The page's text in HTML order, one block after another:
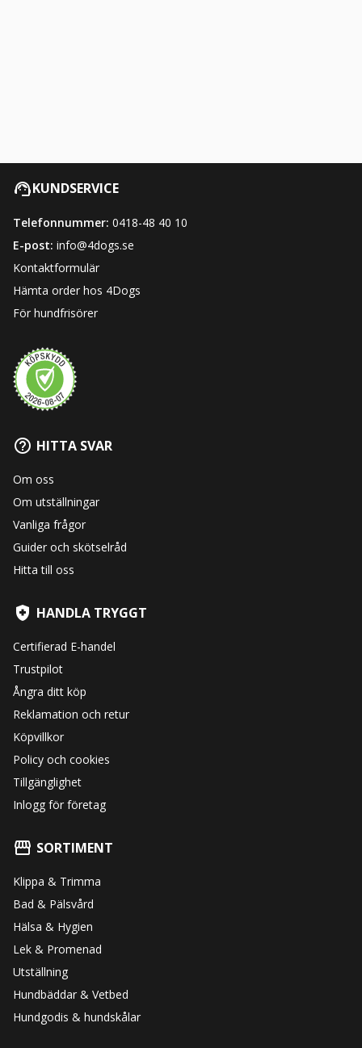
KUNDSERVICE
Telefonnummer: 0418-48 40 10
E-post: info@4dogs.se
Kontaktformulär
Hämta order hos 4Dogs
För hundfrisörer
HITTA SVAR
Om oss
Om utställningar
Vanliga frågor
Guider och skötselråd
Hitta till oss
HANDLA TRYGGT
Certifierad E-handel
Trustpilot
Ångra ditt köp
Reklamation och retur
Köpvillkor
Policy och cookies
Tillgänglighet
Inlogg för företag
SORTIMENT
Klippa & Trimma
Bad & Pälsvård
Hälsa & Hygien
Lek & Promenad
Utställning
Hundbäddar & Vetbed
Hundgodis & hundskålar